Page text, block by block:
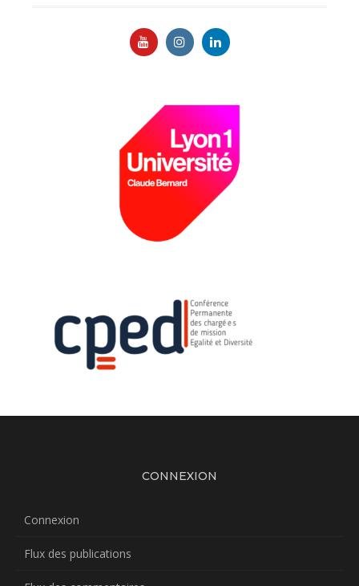
CONNEXION
Connexion
Flux des publications